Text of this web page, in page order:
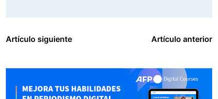
Artículo siguiente Artículo anterior